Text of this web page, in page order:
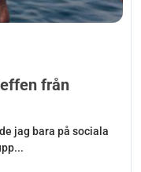
från
jag bara på sociala